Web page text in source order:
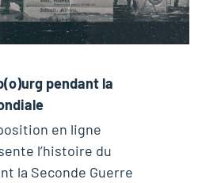
pendant la
en ligne
l’histoire du
la Seconde Guerre